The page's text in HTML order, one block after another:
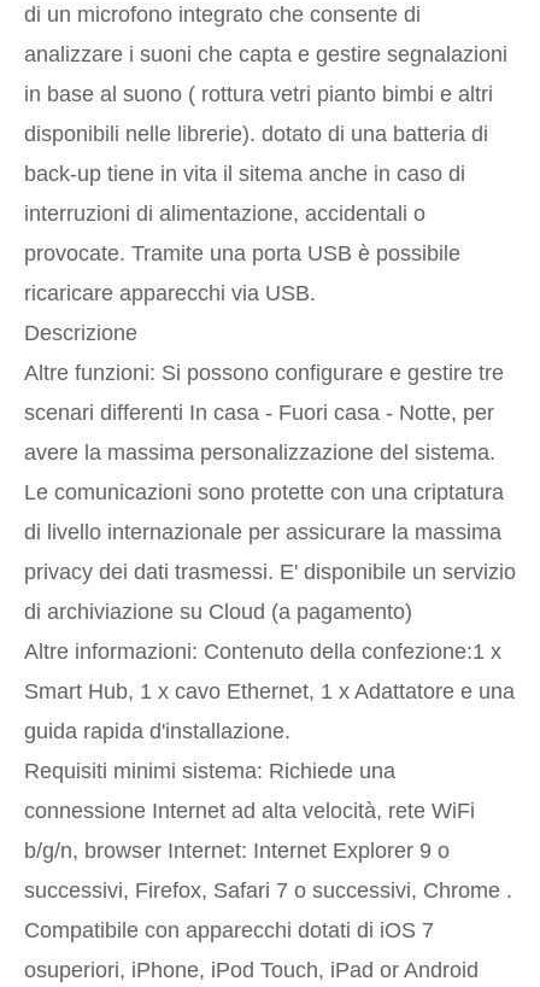
di un microfono integrato che consente di
analizzare i suoni che capta e gestire segnalazioni
in base al suono ( rottura vetri pianto bimbi e altri
disponibili nelle librerie). dotato di una batteria di
back-up tiene in vita il sitema anche in caso di
interruzioni di alimentazione, accidentali o
provocate. Tramite una porta USB è possibile
ricaricare apparecchi via USB.
Descrizione
Altre funzioni: Si possono configurare e gestire tre
scenari differenti In casa - Fuori casa - Notte, per
avere la massima personalizzazione del sistema.
Le comunicazioni sono protette con una criptatura
di livello internazionale per assicurare la massima
privacy dei dati trasmessi. E' disponibile un servizio
di archiviazione su Cloud (a pagamento)
Altre informazioni: Contenuto della confezione:1 x
Smart Hub, 1 x cavo Ethernet, 1 x Adattatore e una
guida rapida d'installazione.
Requisiti minimi sistema: Richiede una
connessione Internet ad alta velocità, rete WiFi
b/g/n, browser Internet: Internet Explorer 9 o
successivi, Firefox, Safari 7 o successivi, Chrome .
Compatibile con apparecchi dotati di iOS 7
osuperiori, iPhone, iPod Touch, iPad or Android